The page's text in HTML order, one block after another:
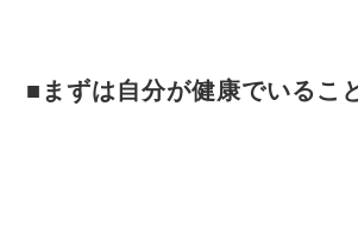
■まずは自分が健康でいるこ